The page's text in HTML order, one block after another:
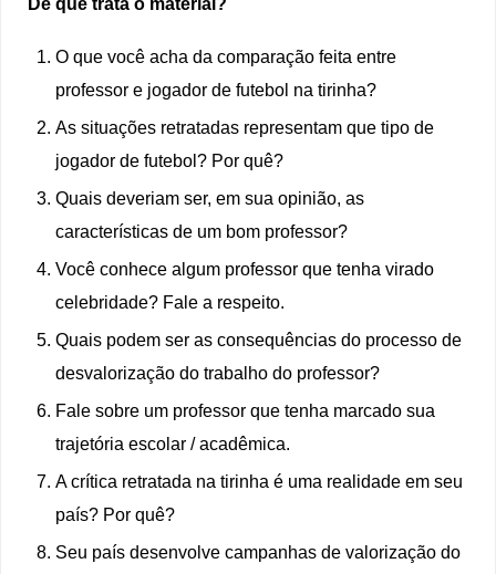
O que você acha da comparação feita entre
professor e jogador de futebol na tirinha?
As situações retratadas representam que tipo de
jogador de futebol? Por quê?
Quais deveriam ser, em sua opinião, as
características de um bom professor?
Você conhece algum professor que tenha virado
celebridade? Fale a respeito.
Quais podem ser as consequências do processo de
desvalorização do trabalho do professor?
Fale sobre um professor que tenha marcado sua
trajetória escolar / acadêmica.
A crítica retratada na tirinha é uma realidade em seu
país? Por quê?
Seu país desenvolve campanhas de valorização do